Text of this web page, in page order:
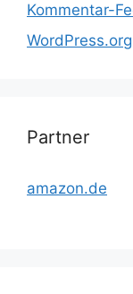
Kommentar-
WordPress.org
Partner
amazon.de